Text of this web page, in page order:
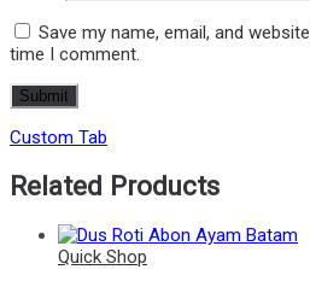
Save my name, email, and
time I comment.
Custom Tab
Related Products
Quick Shop